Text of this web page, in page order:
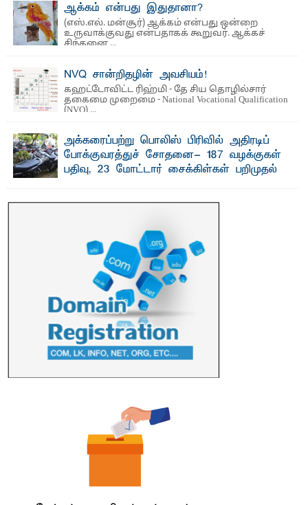
காணப்பட்ட பல ...ஆக்கம் என்பது இதுதானா?
(எஸ்.எல். மன்சூர்) ஆக்கம் என்பது ஒன்றை
உருவாக்குவது என்பதாகக் கூறுவர். ஆக்கச்
சிந்தனை ...
NVQ சான்றிதழின் அவசியம்!
கஹட்டோவிட்ட ரிஹ்மி - தே சிய தொழில்சார்
தகைமை முறைமை - National Vocational Qualification
(NVQ) ...
அக்கரைப்பற்று பொலிஸ் பிரிவில் அதிரடிப்
போக்குவரத்துச் சோதனை- 187 வழக்குகள்
பதிவு, 23 மோட்டார் சைக்கிள்கள் பறிமுதல்